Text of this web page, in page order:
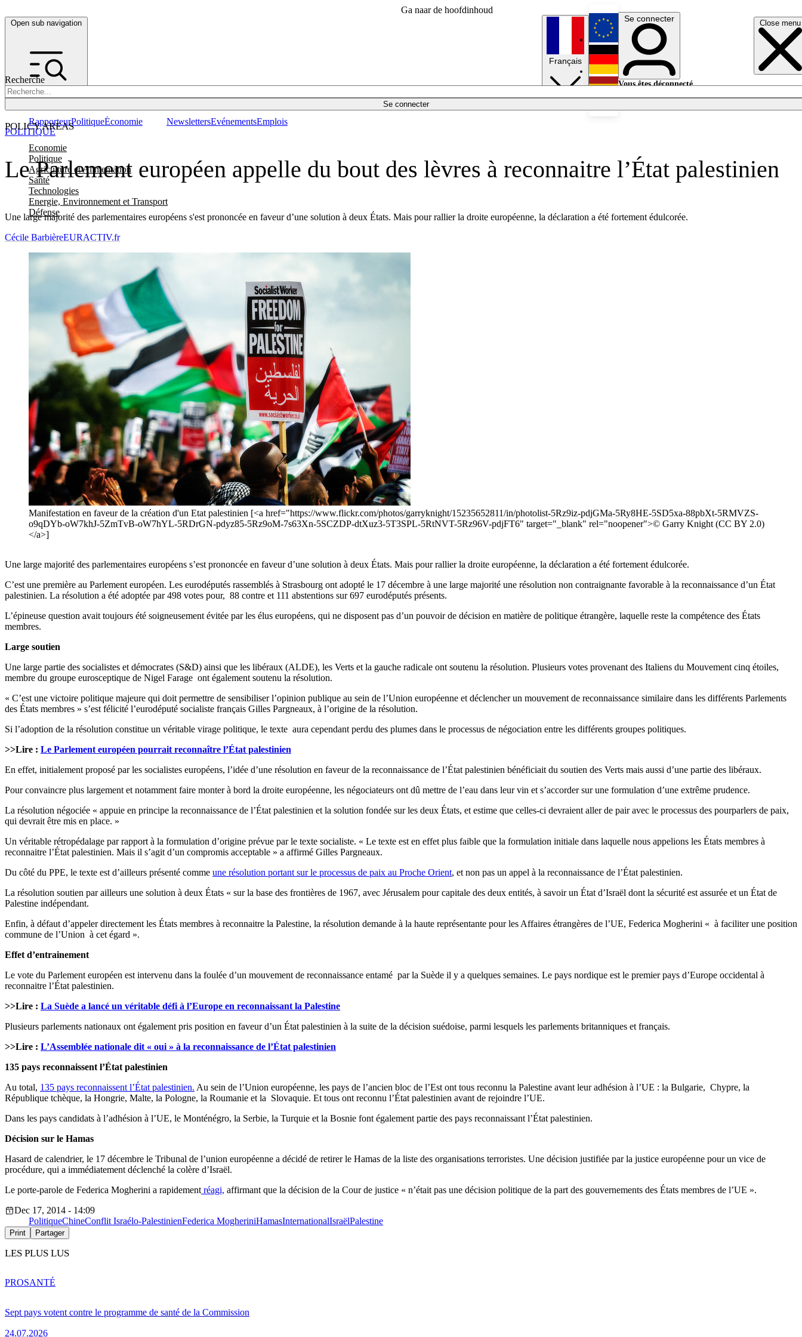
Ga naar de hoofdinhoud
Open sub navigation Close menu
Recherche
Se connecter
POLICY AREAS
Economie
Politique
Agriculture et Alimentation
Santé
Technologies
Energie, Environnement et Transport
Défense
RapporteurPolitiqueÉconomie NewslettersEvénementsEmplois
Français
English
Deutsch
Se connecter
Vous êtes déconnecté.
Le Parlement européen appelle du bout des lèvres à reconnaitre l’État palestinien
Une large majorité des parlementaires européens s'est prononcée en faveur d’une solution à deux États. Mais pour rallier la droite européenne, la déclaration a été fortement édulcorée.
POLITIQUE
Cécile BarbièreEURACTIV.fr
Manifestation en faveur de la création d'un Etat palestinien [<a href="https://www.flickr.com/photos/garryknight/15235652811/in/photolist-5Rz9iz-pdjGMa-5Ry8HE-5SD5xa-88pbXt-5RMVZS-
o9qDYb-oW7khJ-5ZmTvB-oW7hYL-5RDrGN-pdyz85-5Rz9oM-7s63Xn-5SCZDP-dtXuz3-5T3SPL-5RtNVT-5Rz96V-pdjFT6" target="_blank" rel="noopener">© Garry Knight (CC BY 2.0)
</a>]
Une large majorité des parlementaires européens s’est prononcée en faveur d’une solution à deux États. Mais pour rallier la droite européenne, la déclaration a été fortement édulcorée.
C’est une première au Parlement européen. Les eurodéputés rassemblés à Strasbourg ont adopté le 17 décembre à une large majorité une résolution non contraignante favorable à la reconnaissance d’un État
palestinien. La résolution a été adoptée par 498 votes pour, 88 contre et 111 abstentions sur 697 eurodéputés présents.
L’épineuse question avait toujours été soigneusement évitée par les élus européens, qui ne disposent pas d’un pouvoir de décision en matière de politique étrangère, laquelle reste la compétence des États
membres.
Large soutien
Une large partie des socialistes et démocrates (S&D) ainsi que les libéraux (ALDE), les Verts et la gauche radicale ont soutenu la résolution. Plusieurs votes provenant des Italiens du Mouvement cinq étoiles,
membre du groupe eurosceptique de Nigel Farage ont également soutenu la résolution.
« C’est une victoire politique majeure qui doit permettre de sensibiliser l’opinion publique au sein de l’Union européenne et déclencher un mouvement de reconnaissance similaire dans les différents Parlements
des États membres » s’est félicité l’eurodéputé socialiste français Gilles Pargneaux, à l’origine de la résolution.
Si l’adoption de la résolution constitue un véritable virage politique, le texte aura cependant perdu des plumes dans le processus de négociation entre les différents groupes politiques.
>>Lire : Le Parlement européen pourrait reconnaître l’État palestinien
En effet, initialement proposé par les socialistes européens, l’idée d’une résolution en faveur de la reconnaissance de l’État palestinien bénéficiait du soutien des Verts mais aussi d’une partie des libéraux.
Pour convaincre plus largement et notamment faire monter à bord la droite européenne, les négociateurs ont dû mettre de l’eau dans leur vin et s’accorder sur une formulation d’une extrême prudence.
La résolution négociée « appuie en principe la reconnaissance de l’État palestinien et la solution fondée sur les deux États, et estime que celles-ci devraient aller de pair avec le processus des pourparlers de paix,
qui devrait être mis en place. »
Un véritable rétropédalage par rapport à la formulation d’origine prévue par le texte socialiste. « Le texte est en effet plus faible que la formulation initiale dans laquelle nous appelions les États membres à
reconnaitre l’État palestinien. Mais il s’agit d’un compromis acceptable » a affirmé Gilles Pargneaux.
Du côté du PPE, le texte est d’ailleurs présenté comme une résolution portant sur le processus de paix au Proche Orient, et non pas un appel à la reconnaissance de l’État palestinien.
La résolution soutien par ailleurs une solution à deux États « sur la base des frontières de 1967, avec Jérusalem pour capitale des deux entités, à savoir un État d’Israël dont la sécurité est assurée et un État de
Palestine indépendant.
Enfin, à défaut d’appeler directement les États membres à reconnaitre la Palestine, la résolution demande à la haute représentante pour les Affaires étrangères de l’UE, Federica Mogherini « à faciliter une position
commune de l’Union à cet égard ».
Effet d’entrainement
Le vote du Parlement européen est intervenu dans la foulée d’un mouvement de reconnaissance entamé par la Suède il y a quelques semaines. Le pays nordique est le premier pays d’Europe occidental à
reconnaitre l’État palestinien.
>>Lire : La Suède a lancé un véritable défi à l’Europe en reconnaissant la Palestine
Plusieurs parlements nationaux ont également pris position en faveur d’un État palestinien à la suite de la décision suédoise, parmi lesquels les parlements britanniques et français.
>>Lire : L’Assemblée nationale dit « oui » à la reconnaissance de l’État palestinien
135 pays reconnaissent l’État palestinien
Au total, 135 pays reconnaissent l’État palestinien. Au sein de l’Union européenne, les pays de l’ancien bloc de l’Est ont tous reconnu la Palestine avant leur adhésion à l’UE : la Bulgarie, Chypre, la
République tchèque, la Hongrie, Malte, la Pologne, la Roumanie et la Slovaquie. Et tous ont reconnu l’État palestinien avant de rejoindre l’UE.
Dans les pays candidats à l’adhésion à l’UE, le Monténégro, la Serbie, la Turquie et la Bosnie font également partie des pays reconnaissant l’État palestinien.
Décision sur le Hamas
Hasard de calendrier, le 17 décembre le Tribunal de l’union européenne a décidé de retirer le Hamas de la liste des organisations terroristes. Une décision justifiée par la justice européenne pour un vice de
procédure, qui a immédiatement déclenché la colère d’Israël.
Le porte-parole de Federica Mogherini a rapidement réagi, affirmant que la décision de la Cour de justice « n’était pas une décision politique de la part des gouvernements des États membres de l’UE ».
Dec 17, 2014 - 14:09
PolitiqueChineConflit Israélo-PalestinienFederica MogheriniHamasInternationalIsraëlPalestine
Print Partager
LES PLUS LUS
Sept pays votent contre le programme de santé de la Commission
24.07.2026
PROSANTÉ